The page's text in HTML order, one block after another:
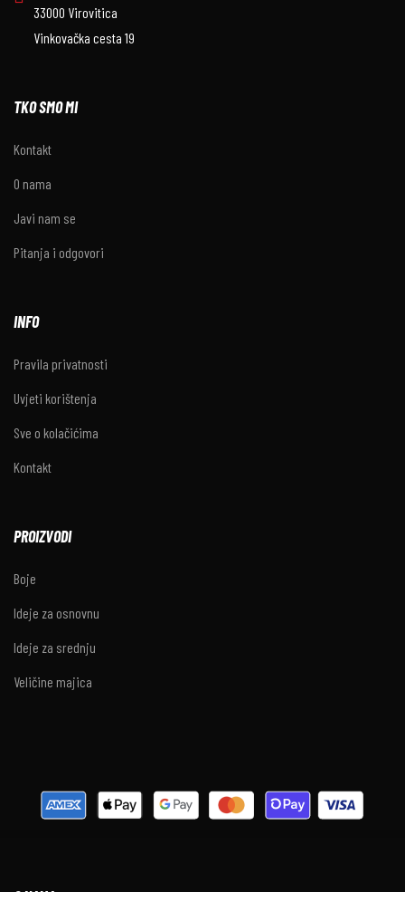
33000 Virovitica
Vinkovačka cesta 19
TKO SMO MI
Kontakt
O nama
Javi nam se
Pitanja i odgovori
INFO
Pravila privatnosti
Uvjeti korištenja
Sve o kolačićima
Kontakt
PROIZVODI
Boje
Ideje za osnovnu
Ideje za srednju
Veličine majica
O NAMA